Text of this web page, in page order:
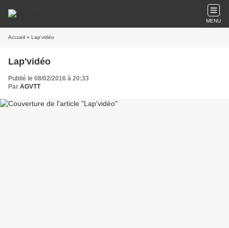
MENU
Accueil » Lap'vidéo
Lap'vidéo
Publié le 08/02/2016 à 20:33
Par AGVTT